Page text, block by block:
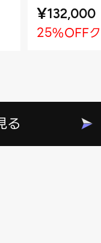
¥132,000
25%OFF
る